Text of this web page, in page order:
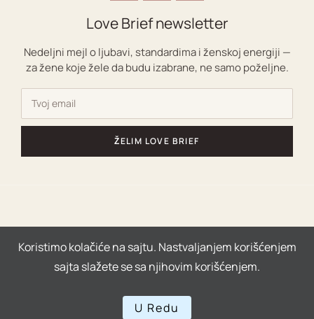
Love Brief newsletter
Nedeljni mejl o ljubavi, standardima i ženskoj energiji —
za žene koje žele da budu izabrane, ne samo poželjne.
ŽELIM LOVE BRIEF
žene|
Koristimo kolačiće na sajtu. Nastvaljanjem korišćenjem
sajta slažete se sa njihovim korišćenjem.
U Redu